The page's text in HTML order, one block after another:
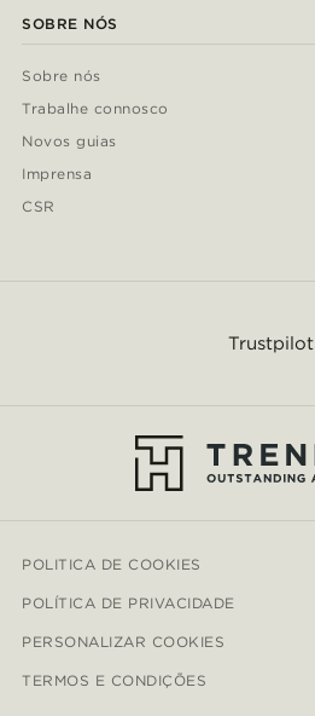
SOBRE NÓS
Sobre nós
Trabalhe connosco
Novos guias
Imprensa
CSR
Trustpilot
POLITICA DE COOKIES
POLÍTICA DE PRIVACIDADE
PERSONALIZAR COOKIES
TERMOS E CONDIÇÕES